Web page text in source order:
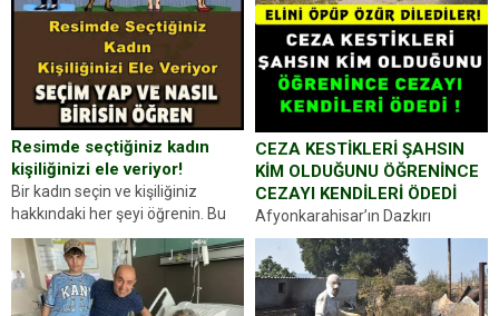
Resimde seçtiğiniz kadın
kişiliğinizi ele veriyor!
Bir kadın seçin ve kişiliğiniz
hakkındaki her şeyi öğrenin. Bu
kez karşınıza oldukça farklı bir
kişilik testiyle çıkıyoruz. Resimde
gördüğünüz kadın figürlerinden
dikkatinizi en...
CEZA KESTİKLERİ ŞAHSIN
KİM OLDUĞUNU ÖĞRENİNCE
CEZAYI KENDİLERİ ÖDEDİ
Afyonkarahisar’ın Dazkırı
ilçesinde trafik uygulaması
yapan jandarma ekipleri
durdurdukları bir otomobilin
sürücüsünden ehliyet ve ruhsat